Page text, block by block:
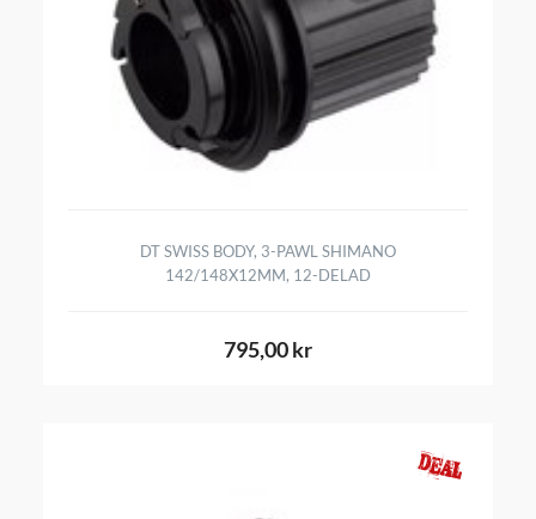
DT SWISS BODY, 3-PAWL SHIMANO
142/148X12MM, 12-DELAD
795,00 kr